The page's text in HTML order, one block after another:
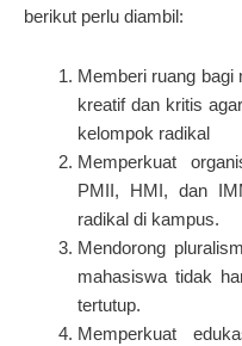
berikut perlu diambil:
Memberi ruang
kreatif dan kritis
kelompok radikal
Memperkuat
PMII, HMI, dan
radikal di kampus.
Mendorong
mahasiswa tidak
tertutup.
Memperkuat